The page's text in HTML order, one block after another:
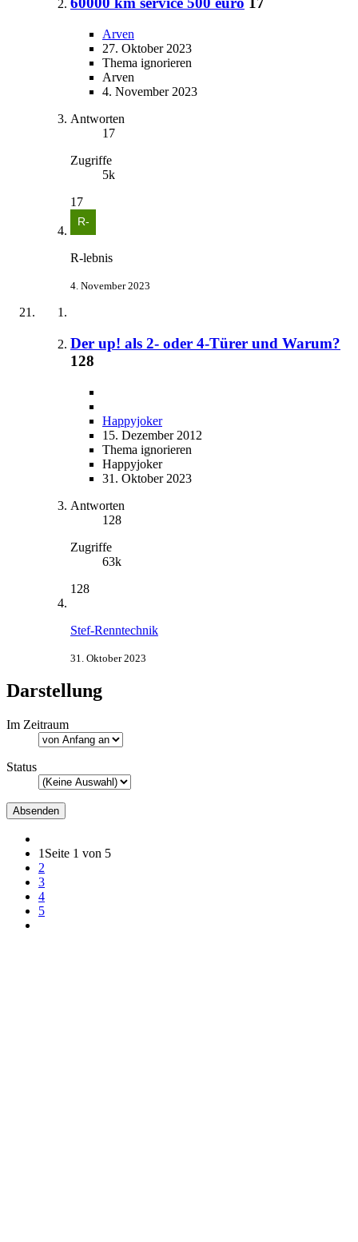
Arven
27. Oktober 2023
Thema ignorieren
Arven
4. November 2023
Antworten
17
Zugriffe
5k
17
R-lebnis
4. November 2023
Der up! als 2- oder 4-Türer und Warum?
128
Happyjoker
15. Dezember 2012
Thema ignorieren
Happyjoker
31. Oktober 2023
Antworten
128
Zugriffe
63k
128
Stef-Renntechnik
31. Oktober 2023
Darstellung
Im Zeitraum
Status
1 Seite 1 von 5
2
3
4
5